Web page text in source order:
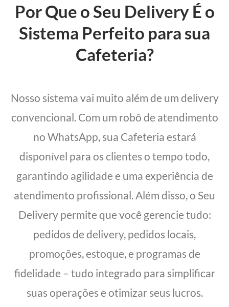
Por Que o Seu Delivery É o
Sistema Perfeito para sua
Cafeteria?
Nosso sistema vai muito além de um delivery
convencional. Com um robô de atendimento
no WhatsApp, sua Cafeteria estará
disponível para os clientes o tempo todo,
garantindo agilidade e uma experiência de
atendimento profissional. Além disso, o Seu
Delivery permite que você gerencie tudo:
pedidos de delivery, pedidos locais,
promoções, estoque, e programas de
fidelidade – tudo integrado para simplificar
suas operações e otimizar seus lucros.